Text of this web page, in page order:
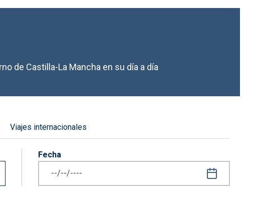
de Castilla-La Mancha en su día a día
Viajes internacionales
día siguiente
Fecha